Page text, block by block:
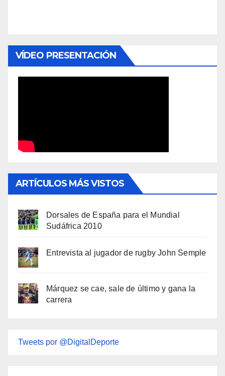
VÍDEO PRESENTACIÓN
ARTÍCULOS MÁS VISTOS
Dorsales de España para el Mundial
Sudáfrica 2010
Entrevista al jugador de rugby John Semple
Márquez se cae, sale de último y gana la
carrera
Tweets por @DigitalDeporte